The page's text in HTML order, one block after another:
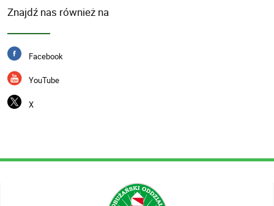
Znajdź nas również na
Facebook
YouTube
X